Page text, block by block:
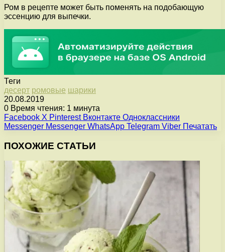
Ром в рецепте может быть поменять на подобающую
эссенцию для выпечки.
Теги
десерт ромовые шарики
20.08.2019
0 Время чтения: 1 минута
Facebook X Pinterest Вконтакте Одноклассники
Messenger Messenger WhatsApp Telegram Viber Печатать
ПОХОЖИЕ СТАТЬИ